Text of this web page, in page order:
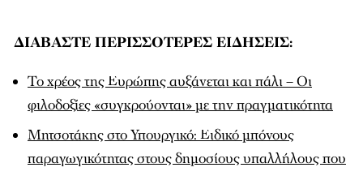
ΔΙΑΒΑΣΤΕ ΠΕΡΙΣΣΟΤΕΡΕΣ ΕΙΔΗΣΕΙΣ:
Το χρέος της Ευρώπης αυξάνεται και πάλι – Οι
φιλοδοξίες «συγκρούονται» με την πραγματικότητα
Μητσοτάκης στο Υπουργικό: Ειδικό μπόνους
παραγωγικότητας στους δημοσίους υπαλλήλους που